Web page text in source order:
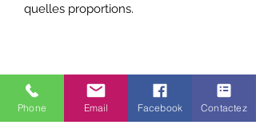
quelles proportions.
Phone Email Facebook Contactez